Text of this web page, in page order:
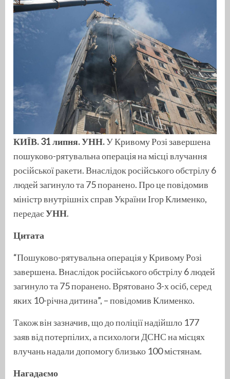
КИЇВ. 31 липня. УНН.У Кривому Розі завершена
пошуково-рятувальна операція на місці влучання
російської ракети. Внаслідок російського обстрілу 6
людей загинуло та 75 поранено. Про це повідомив
міністр внутрішніх справ України Ігор Клименко,
передаєУНН.
Цитата
“Пошуково-рятувальна операція у Кривому Розі
завершена. Внаслідок російського обстрілу 6 людей
загинуло та 75 поранено. Врятовано 3-х осіб, серед
яких 10-річна дитина”, – повідомив Клименко.
Також він зазначив, що до поліції надійшло 177
заяв від потерпілих, а психологи ДСНС на місцях
влучань надали допомогу близько 100 містянам.
Нагадаємо